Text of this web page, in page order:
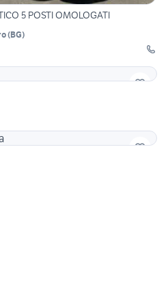
5 POSTI OMOLOGATI
(BG)